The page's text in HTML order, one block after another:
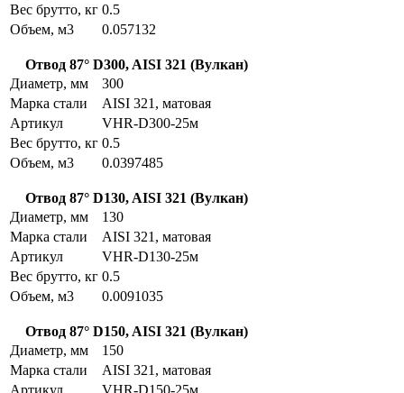
Вес брутто, кг 0.5
Объем, м3
0.057132
Отвод 87° D300, AISI 321 (Вулкан)
Диаметр, мм
300
Марка стали
AISI 321, матовая
Артикул
VHR-D300-25м
Вес брутто, кг 0.5
Объем, м3
0.0397485
Отвод 87° D130, AISI 321 (Вулкан)
Диаметр, мм
130
Марка стали
AISI 321, матовая
Артикул
VHR-D130-25м
Вес брутто, кг 0.5
Объем, м3
0.0091035
Отвод 87° D150, AISI 321 (Вулкан)
Диаметр, мм
150
Марка стали
AISI 321, матовая
Артикул
VHR-D150-25м